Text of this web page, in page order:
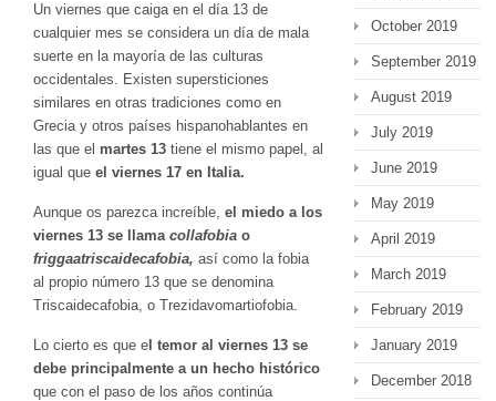
Un viernes que caiga en el día 13 de
cualquier mes se considera un día de mala
suerte en la mayoría de las culturas
occidentales. Existen supersticiones
similares en otras tradiciones como en
Grecia y otros países hispanohablantes en
las que el martes 13 tiene el mismo papel, al
igual que el viernes 17 en Italia.
Aunque os parezca increíble, el miedo a los
viernes 13 se llama collafobia o
friggaatriscaidecafobia, así como la fobia
al propio número 13 que se denomina
Triscaidecafobia, o Trezidavomartiofobia.
Lo cierto es que e l temor al viernes 13 se
debe principalmente a un hecho histórico
que con el paso de los años continúa
October 2019
September 2019
August 2019
July 2019
June 2019
May 2019
April 2019
March 2019
February 2019
January 2019
December 2018